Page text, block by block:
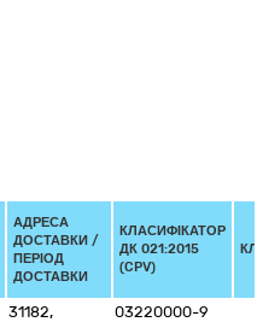
АДРЕСА
ДОСТАВКИ /
ПЕРІОД
ДОСТАВКИ
КЛАСИФІКАТОР
ДК 021:2015
(CPV)
31182,
03220000-9